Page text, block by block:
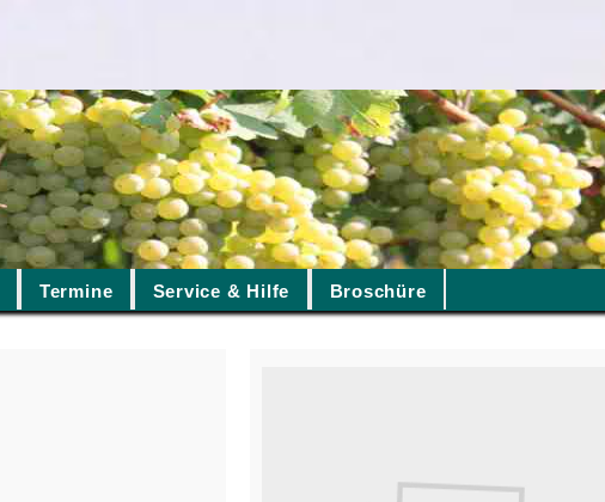
Termine Service & Hilfe Broschüre